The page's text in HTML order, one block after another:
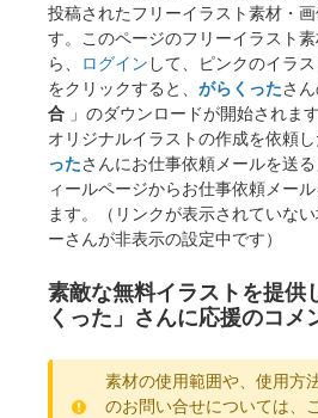
投稿されたフリーイラスト素材・
す。このページのフリーイラスト
ら、
ログイン して、ピンクのイラ
をクリックすると、 がらくったさ
合 」のダウンロードが開始されます
オリジナルイラストの作成を依頼
ったさんにお仕事依頼メールを送
ィールページからお仕事依頼メー
ます。（リンクが表示されていな
ーさんが非表示の設定中です）
素敵な無料イラストを提供
くった」さんに応援のコメ
素材の使用範囲や、使用方
のお問い合せについては、